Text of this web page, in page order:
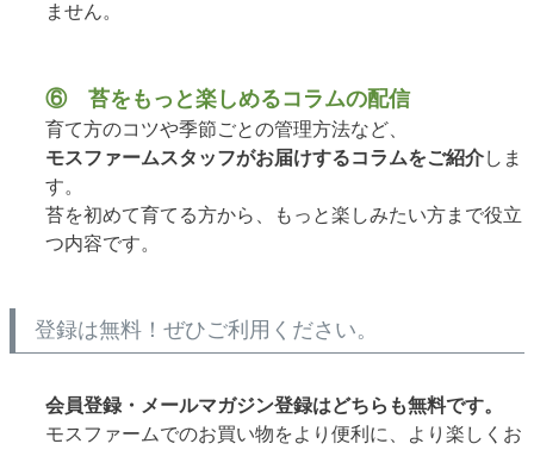
ません。
⑥ 苔をもっと楽しめるコラムの配信
育て方のコツや季節ごとの管理方法など、
モスファームスタッフがお届けするコラムをご紹介しま
す。
苔を初めて育てる方から、もっと楽しみたい方まで役立
つ内容です。
登録は無料！ぜひご利用ください。
会員登録・メールマガジン登録はどちらも無料です。
モスファームでのお買い物をより便利に、より楽しくお